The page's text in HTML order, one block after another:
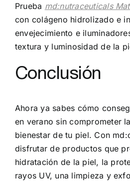
Prueba md:nutraceuticals
con colágeno hidrolizado e
envejecimiento e
textura y luminosidad de la
Conclusión
Ahora ya sabes cómo
en verano sin comprometer
bienestar de tu piel. Con
disfrutar de productos que
hidratación de la piel, la
rayos UV, una limpieza y